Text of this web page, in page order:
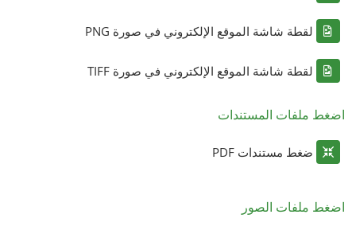
لقطة شاشة الموقع الإلكتروني في صورة PNG
لقطة شاشة الموقع الإلكتروني في صورة TIFF
اضغط ملفات المستندات
ضغط مستندات PDF
اضغط ملفات الصور